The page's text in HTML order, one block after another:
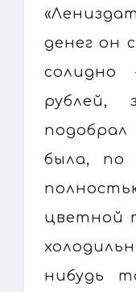
денег он
рублей,
была, по
цветной
нибудь